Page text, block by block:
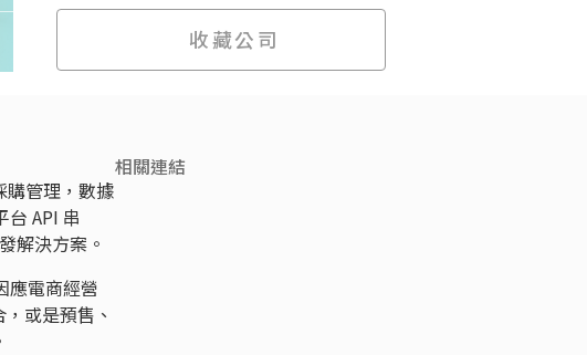
收藏公司
購管理，數據
API 串
解決方案。
應電商經營
或是預售、
相關連結